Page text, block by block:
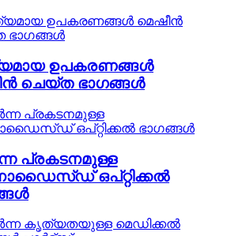
ഉപകരണങ്ങൾ
ചെയ്ത ഭാഗങ്ങൾ
പ്രകടനമുള്ള
ഒപ്റ്റിക്കൽ